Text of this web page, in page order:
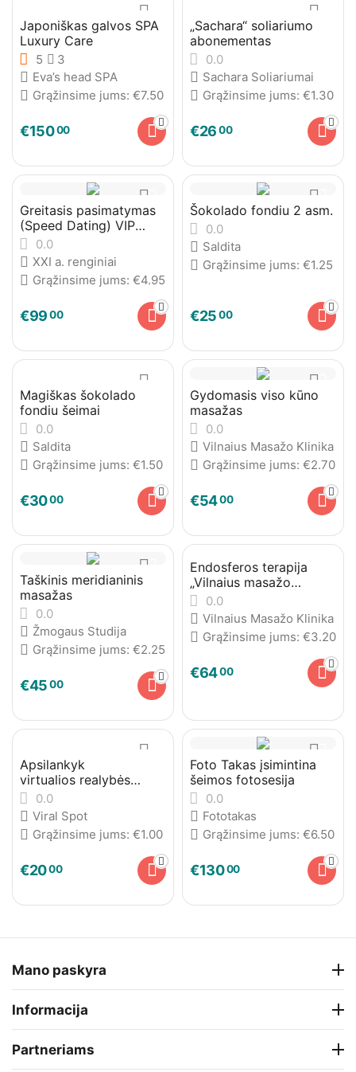
Japoniškas galvos SPA
Luxury Care
5
3
Eva’s head SPA
Grąžinsime jums: €7.50
€15000
„Sachara“ soliariumo
abonementas
0.0
Sachara Soliariumai
Grąžinsime jums: €1.30
€2600
Greitasis pasimatymas
(Speed Dating) VIP
Narystė
0.0
XXI a. renginiai
Grąžinsime jums: €4.95
€9900
Šokolado fondiu 2 asm.
0.0
Saldita
Grąžinsime jums: €1.25
€2500
Magiškas šokolado
fondiu šeimai
0.0
Saldita
Grąžinsime jums: €1.50
€3000
Gydomasis viso kūno
masažas
0.0
Vilnaius Masažo Klinika
Grąžinsime jums: €2.70
€5400
Taškinis meridianinis
masažas
0.0
Žmogaus Studija
Grąžinsime jums: €2.25
€4500
Endosferos terapija
„Vilnaius masažo
klinika“
0.0
Vilnaius Masažo Klinika
Grąžinsime jums: €3.20
€6400
Apsilankyk
virtualios realybės
pasaulyje
0.0
Viral Spot
Grąžinsime jums: €1.00
€2000
Foto Takas įsimintina
šeimos fotosesija
0.0
Fototakas
Grąžinsime jums: €6.50
€13000
Mano paskyra
Informacija
Partneriams